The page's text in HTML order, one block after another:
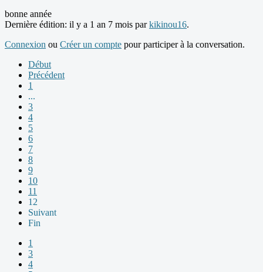
bonne année
Dernière édition: il y a 1 an 7 mois parkikinou16.
Connexion ou Créer un compte pour participer à la conversation.
Début
Précédent
1
...
3
4
5
6
7
8
9
10
11
12
Suivant
Fin
1
3
4